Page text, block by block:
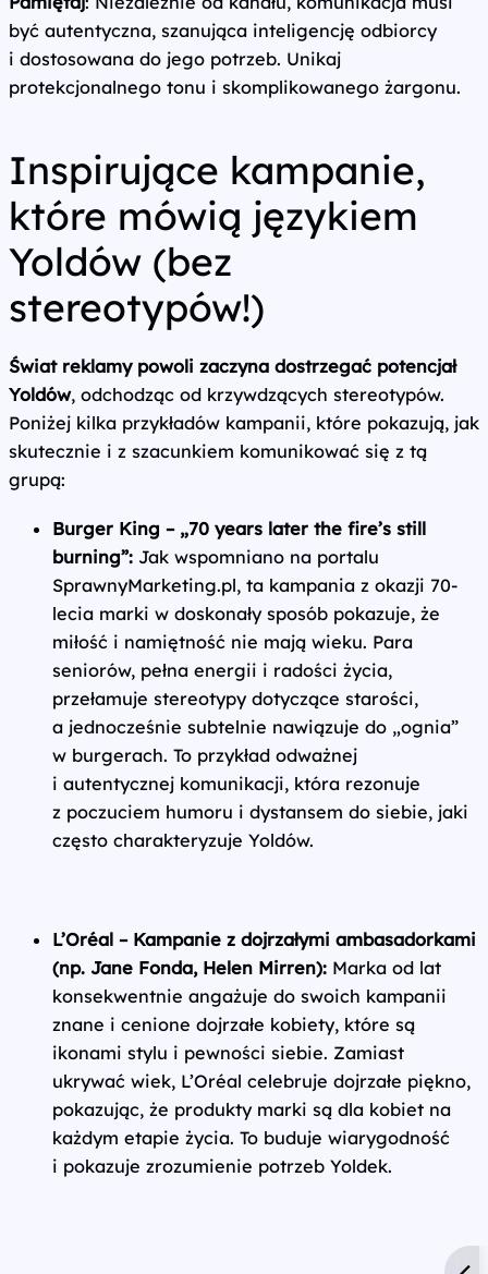
być autentyczna, szanująca inteligencję odbiorcy
i dostosowana do jego potrzeb. Unikaj
protekcjonalnego tonu i skomplikowanego żargonu.
Inspirujące kampanie,
które mówią językiem
Yoldów (bez
stereotypów!)
Świat reklamy powoli zaczyna dostrzegać potencjał
Yoldów, odchodząc od krzywdzących stereotypów.
Poniżej kilka przykładów kampanii, które pokazują, jak
skutecznie i z szacunkiem komunikować się z tą
grupą:
Burger King – „70 years later the fire’s still
burning”: Jak wspomniano na portalu
SprawnyMarketing.pl, ta kampania z okazji 70-
lecia marki w doskonały sposób pokazuje, że
miłość i namiętność nie mają wieku. Para
seniorów, pełna energii i radości życia,
przełamuje stereotypy dotyczące starości,
a jednocześnie subtelnie nawiązuje do „ognia”
w burgerach. To przykład odważnej
i autentycznej komunikacji, która rezonuje
z poczuciem humoru i dystansem do siebie, jaki
często charakteryzuje Yoldów.
L’Oréal – Kampanie z dojrzałymi ambasadorkami
(np. Jane Fonda, Helen Mirren): Marka od lat
konsekwentnie angażuje do swoich kampanii
znane i cenione dojrzałe kobiety, które są
ikonami stylu i pewności siebie. Zamiast
ukrywać wiek, L’Oréal celebruje dojrzałe piękno,
pokazując, że produkty marki są dla kobiet na
każdym etapie życia. To buduje wiarygodność
i pokazuje zrozumienie potrzeb Yoldek.